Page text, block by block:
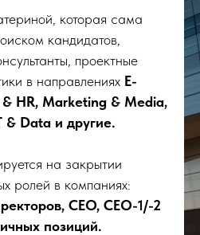
которая сама
кандидатов,
проектные
в направлениях E-
HR, Marketing & Media,
& Data и другие.
на закрытии
ролей в компаниях:
CEO, CEO-1/-2
позиций.